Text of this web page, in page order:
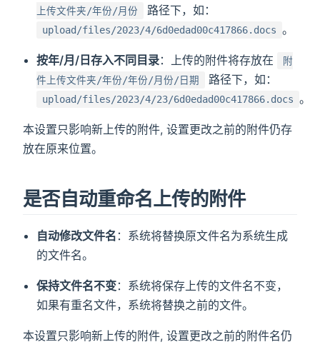
上传文件夹/年份/月份
路径下，如：
upload/files/2023/4/6d0edad00c417866.docs 。
按年/月/日存入不同目录：上传的附件将存放在
附
件上传文件夹/年份/年份/月份/日期
路径下，如：
upload/files/2023/4/23/6d0edad00c417866.docs 。
本设置只影响新上传的附件, 设置更改之前的附件仍存
放在原来位置。
是否自动重命名上传的附件
自动修改文件名 ：系统将替换原文件名为系统生成
的文件名。
保持文件名不变：系统将保存上传的文件名不变，
如果有重名文件，系统将替换之前的文件。
本设置只影响新上传的附件, 设置更改之前的附件名仍